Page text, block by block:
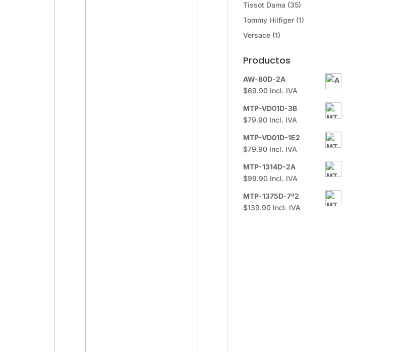
Tissot Dama (35)
Tommy Hilfiger (1)
Versace (1)
Productos
AW-80D-2A
$69.90 Incl. IVA
MTP-VD01D-3B
$79.90 Incl. IVA
MTP-VD01D-1E2
$79.90 Incl. IVA
MTP-1314D-2A
$99.90 Incl. IVA
MTP-1375D-7ª2
$139.90 Incl. IVA